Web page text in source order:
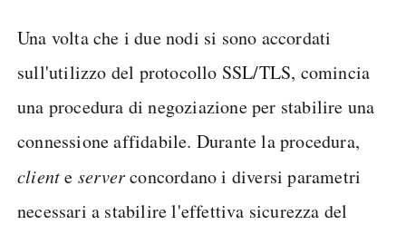
Una volta che i due nodi si sono accordati
sull'utilizzo del protocollo SSL/TLS, comincia
una procedura di negoziazione per stabilire una
connessione affidabile. Durante la procedura,
cliente serverconcordano i diversi parametri
necessari a stabilire l'effettiva sicurezza del